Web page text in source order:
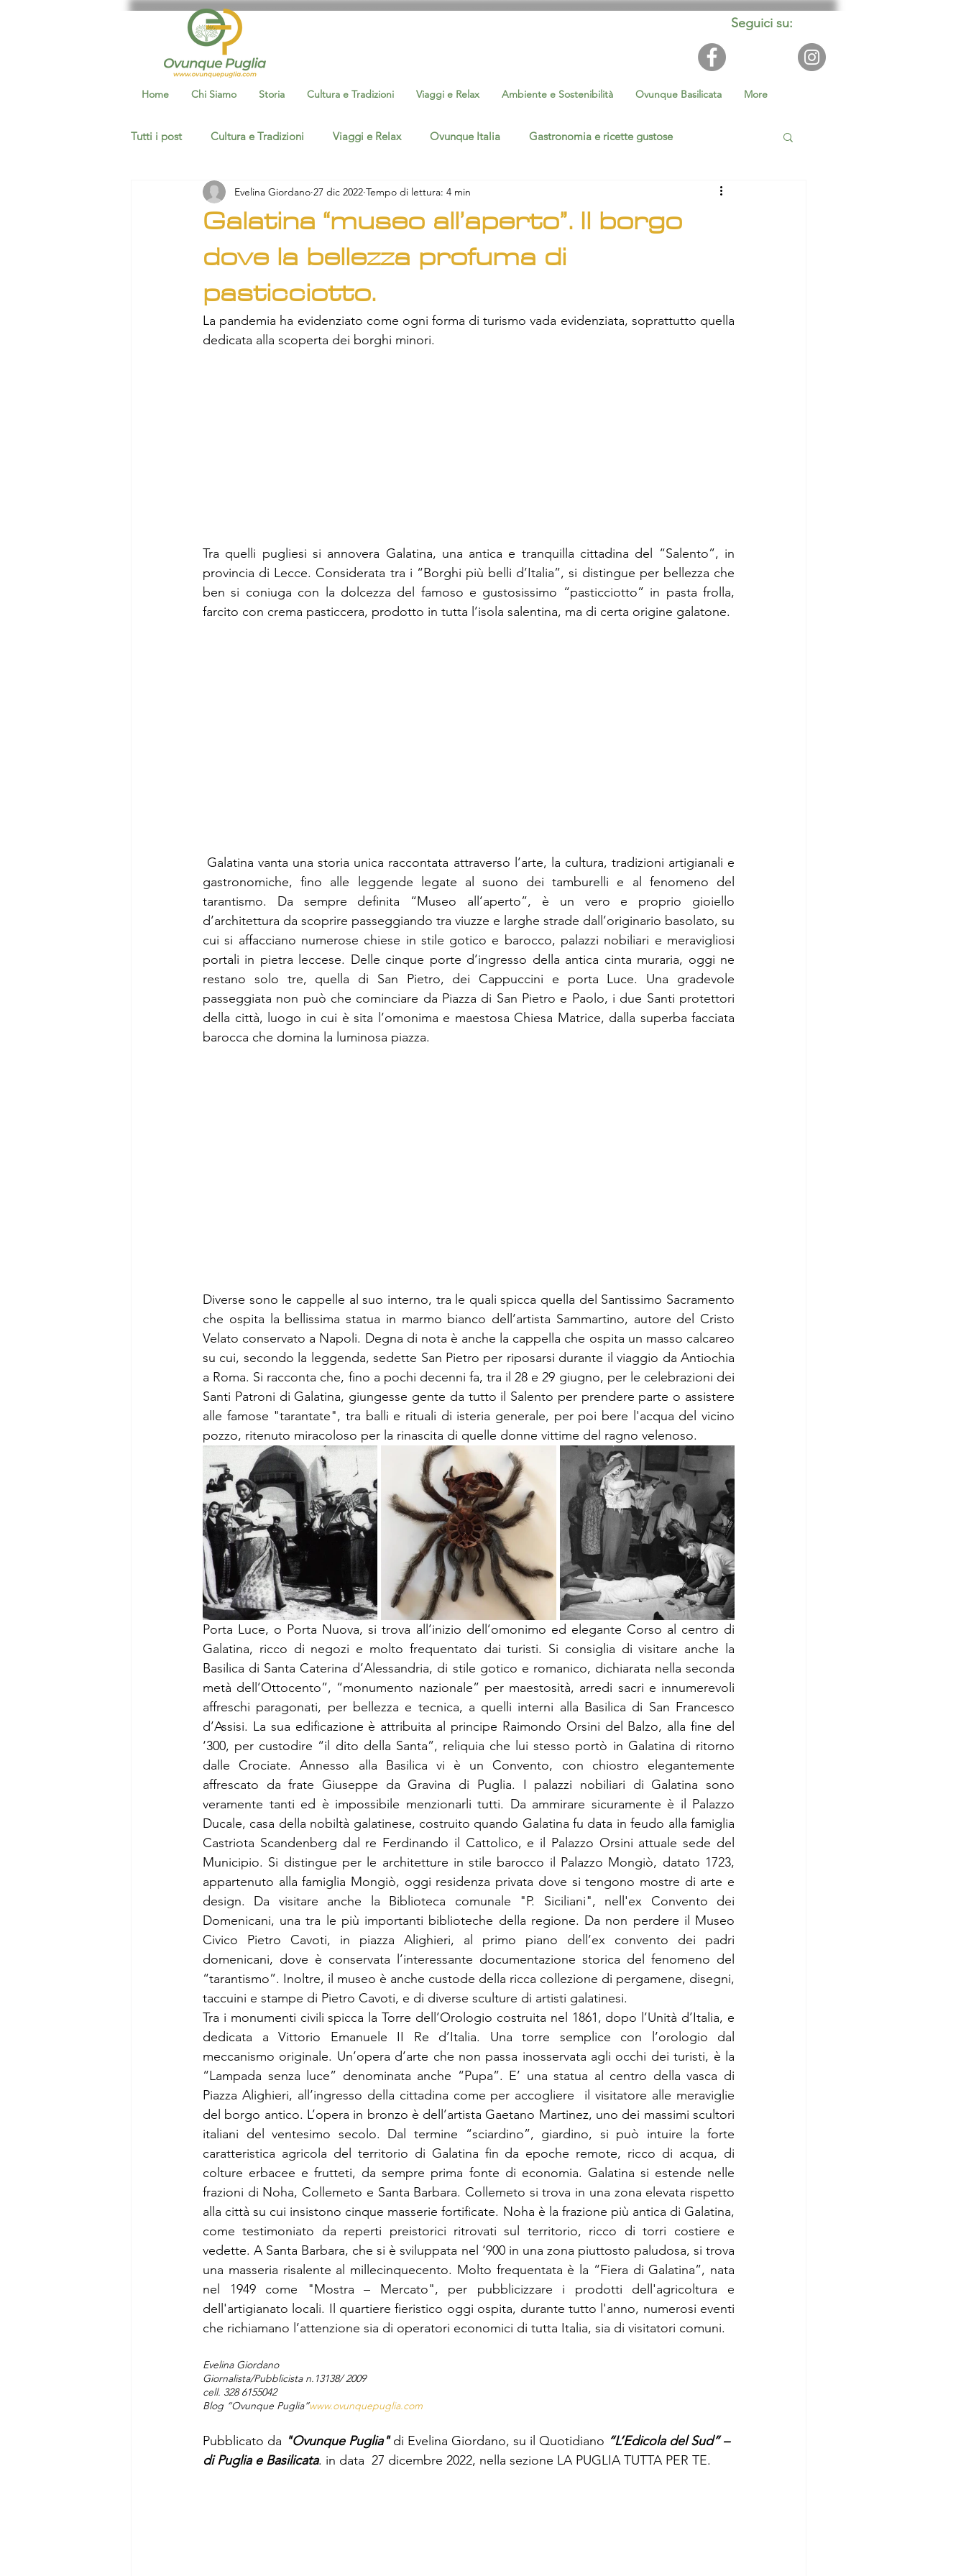
Seguici su:
Home Chi Siamo Storia Cultura e Tradizioni Viaggi e Relax Ambiente e Sostenibilità Ovunque Basilicata More
Tutti i post Cultura e Tradizioni Viaggi e Relax Ovunque Italia Gastronomia e ricette gustose
Eventi socio culturali storia Interviste Eventi Cultura e Sport
ceglie messapica Ovunque Basilicata Ovunque Basilicata
Galatina “museo all’aperto”. Il borgo
dove la bellezza profuma di
pasticciotto.
Evelina Giordano 27 dic 2022 Tempo di lettura: 4 min
La pandemia ha evidenziato come ogni forma di turismo vada evidenziata, soprattutto quella
dedicata alla scoperta dei borghi minori.
Tra quelli pugliesi si annovera Galatina, una antica e tranquilla cittadina del “Salento”, in
provincia di Lecce. Considerata tra i “Borghi più belli d’Italia”, si distingue per bellezza che
ben si coniuga con la dolcezza del famoso e gustosissimo “pasticciotto” in pasta frolla,
farcito con crema pasticcera, prodotto in tutta l’isola salentina, ma di certa origine galatone.
gastronomiche, fino alle leggende legate al suono dei tamburelli e al fenomeno del
tarantismo. Da sempre definita “Museo all’aperto”, è un vero e proprio gioiello
d’architettura da scoprire passeggiando tra viuzze e larghe strade dall’originario basolato, su
cui si affacciano numerose chiese in stile gotico e barocco, palazzi nobiliari e meravigliosi
portali in pietra leccese. Delle cinque porte d’ingresso della antica cinta muraria, oggi ne
restano solo tre, quella di San Pietro, dei Cappuccini e porta Luce. Una gradevole
passeggiata non può che cominciare da Piazza di San Pietro e Paolo, i due Santi protettori
della città, luogo in cui è sita l’omonima e maestosa Chiesa Matrice, dalla superba facciata
barocca che domina la luminosa piazza.
Diverse sono le cappelle al suo interno, tra le quali spicca quella del Santissimo Sacramento
che ospita la bellissima statua in marmo bianco dell’artista Sammartino, autore del Cristo
Velato conservato a Napoli. Degna di nota è anche la cappella che ospita un masso calcareo
su cui, secondo la leggenda, sedette San Pietro per riposarsi durante il viaggio da Antiochia
a Roma. Si racconta che, fino a pochi decenni fa, tra il 28 e 29 giugno, per le celebrazioni dei
Santi Patroni di Galatina, giungesse gente da tutto il Salento per prendere parte o assistere
alle famose "tarantate", tra balli e rituali di isteria generale, per poi bere l'acqua del vicino
pozzo, ritenuto miracoloso per la rinascita di quelle donne vittime del ragno velenoso.
Porta Luce, o Porta Nuova, si trova all’inizio dell’omonimo ed elegante Corso al centro di
Galatina, ricco di negozi e molto frequentato dai turisti. Si consiglia di visitare anche la
Basilica di Santa Caterina d’Alessandria, di stile gotico e romanico, dichiarata nella seconda
metà dell’Ottocento”, “monumento nazionale” per maestosità, arredi sacri e innumerevoli
affreschi paragonati, per bellezza e tecnica, a quelli interni alla Basilica di San Francesco
d’Assisi. La sua edificazione è attribuita al principe Raimondo Orsini del Balzo, alla fine del
‘300, per custodire “il dito della Santa”, reliquia che lui stesso portò in Galatina di ritorno
dalle Crociate. Annesso alla Basilica vi è un Convento, con chiostro elegantemente
affrescato da frate Giuseppe da Gravina di Puglia. I palazzi nobiliari di Galatina sono
veramente tanti ed è impossibile menzionarli tutti. Da ammirare sicuramente è il Palazzo
Ducale, casa della nobiltà galatinese, costruito quando Galatina fu data in feudo alla famiglia
Castriota Scandenberg dal re Ferdinando il Cattolico, e il Palazzo Orsini attuale sede del
Municipio. Si distingue per le architetture in stile barocco il Palazzo Mongiò, datato 1723,
appartenuto alla famiglia Mongiò, oggi residenza privata dove si tengono mostre di arte e
design. Da visitare anche la Biblioteca comunale "P. Siciliani", nell'ex Convento dei
Domenicani, una tra le più importanti biblioteche della regione. Da non perdere il Museo
Civico Pietro Cavoti, in piazza Alighieri, al primo piano dell’ex convento dei padri
domenicani, dove è conservata l’interessante documentazione storica del fenomeno del
“tarantismo”. Inoltre, il museo è anche custode della ricca collezione di pergamene, disegni,
taccuini e stampe di Pietro Cavoti, e di diverse sculture di artisti galatinesi.
Tra i monumenti civili spicca la Torre dell’Orologio costruita nel 1861, dopo l’Unità d’Italia, e
dedicata a Vittorio Emanuele II Re d’Italia. Una torre semplice con l’orologio dal
meccanismo originale. Un’opera d’arte che non passa inosservata agli occhi dei turisti, è la
“Lampada senza luce” denominata anche “Pupa”. E’ una statua al centro della vasca di
Piazza Alighieri, all’ingresso della cittadina come per accogliere  il visitatore alle meraviglie
del borgo antico. L’opera in bronzo è dell’artista Gaetano Martinez, uno dei massimi scultori
italiani del ventesimo secolo. Dal termine “sciardino”, giardino, si può intuire la forte
caratteristica agricola del territorio di Galatina fin da epoche remote, ricco di acqua, di
colture erbacee e frutteti, da sempre prima fonte di economia. Galatina si estende nelle
frazioni di Noha, Collemeto e Santa Barbara. Collemeto si trova in una zona elevata rispetto
alla città su cui insistono cinque masserie fortificate. Noha è la frazione più antica di Galatina,
come testimoniato da reperti preistorici ritrovati sul territorio, ricco di torri costiere e
vedette. A Santa Barbara, che si è sviluppata nel ‘900 in una zona piuttosto paludosa, si trova
una masseria risalente al millecinquecento. Molto frequentata è la “Fiera di Galatina”, nata
nel 1949 come "Mostra – Mercato", per pubblicizzare i prodotti dell'agricoltura e
dell'artigianato locali. Il quartiere fieristico oggi ospita, durante tutto l'anno, numerosi eventi
che richiamano l’attenzione sia di operatori economici di tutta Italia, sia di visitatori comuni.
Evelina Giordano
Giornalista/Pubblicista n.13138/ 2009
cell. 328 6155042
Blog “Ovunque Puglia”www.ovunquepuglia.com
Pubblicato da "Ovunque Puglia" di Evelina Giordano, su il Quotidiano “L’Edicola del Sud” –
di Puglia e Basilicata. in data  27 dicembre 2022, nella sezione LA PUGLIA TUTTA PER TE.